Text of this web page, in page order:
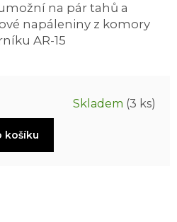
Skladem (3 ks)
košíku
na pár tahů a
napáleniny z komory
AR-15